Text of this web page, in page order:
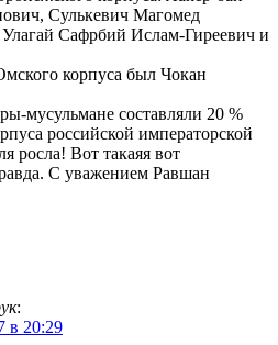
Сулькевич Магомед
Сафрбий Ислам-Гиреевич и
корпуса был Чокан
мусульмане составляли 20 %
российской императорской
росла! Вот такаяя вот
С уважением Равшан
:
в 20:29